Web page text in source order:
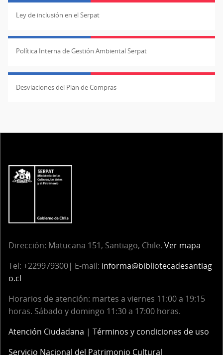
Ley de inclusión en el Serpat
Política Interna de Gestión Ambiental Serpat
Desviaciones del Plan de Compras
Dirección: Matucana 151, Santiago, Chile. Ver mapa
Tel: +229979300| E-mail: informa@bibliotecadesantiag
o.cl
Horarios de atención: martes a viernes 11:00 a 19:15
horas. Sábado y domingo 11:30 a 17:00 horas.
Atención Ciudadana | Términos y condiciones de uso
Servicio Nacional del Patrimonio Cultural